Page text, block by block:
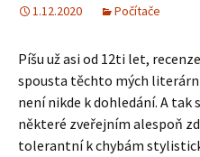
1.12.2020 Počítače
Píšu už asi od 12ti let,
spousta těchto mých
není nikde k dohledání. A tak
některé zveřejním alespoň
tolerantní k chybám